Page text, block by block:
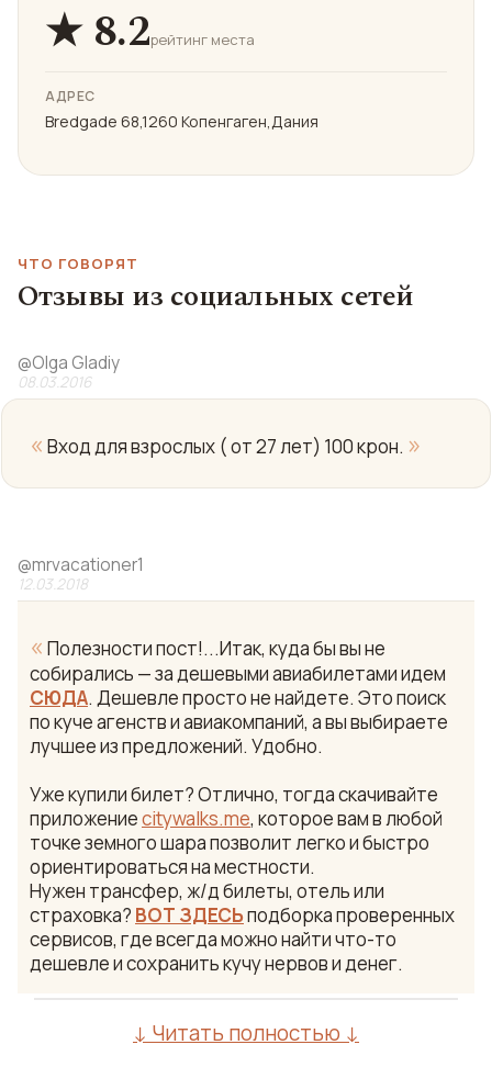
★ 8.2рейтинг места
АДРЕС
Bredgade 68,1260 Копенгаген,Дания
ЧТО ГОВОРЯТ
Отзывы из социальных сетей
@Olga Gladiy
08.03.2016
« Вход для взрослых ( от 27 лет) 100 крон. »
@mrvacationer1
12.03.2018
« Полезности пост!...Итак, куда бы вы не
собирались — за дешевыми авиабилетами идем
СЮДА. Дешевле просто не найдете. Это поиск
по куче агенств и авиакомпаний, а вы выбираете
лучшее из предложений. Удобно.
Уже купили билет? Отлично, тогда скачивайте
приложениеcitywalks.me, которое вам в любой
точке земного шара позволит легко и быстро
ориентироваться на местности.
Нужен трансфер, ж/д билеты, отель или
страховка? ВОТ ЗДЕСЬподборка проверенных
сервисов, где всегда можно найти что-то
дешевле и сохранить кучу нервов и денег.
↓ Читать полностью ↓